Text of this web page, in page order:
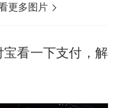
更多图片
看一下支付，解